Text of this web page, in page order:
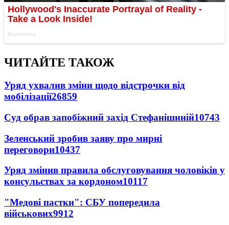
ЧИТАЙТЕ ТАКОЖ
Уряд ухвалив зміни щодо відстрочки від
мобілізації26859
Суд обрав запобіжний захід Стефанішиній10743
Зеленський зробив заяву про мирні
переговори10437
Уряд змінив правила обслуговування чоловіків у
консульствах за кордоном10117
"Медові пастки": СБУ попередила
військових9912